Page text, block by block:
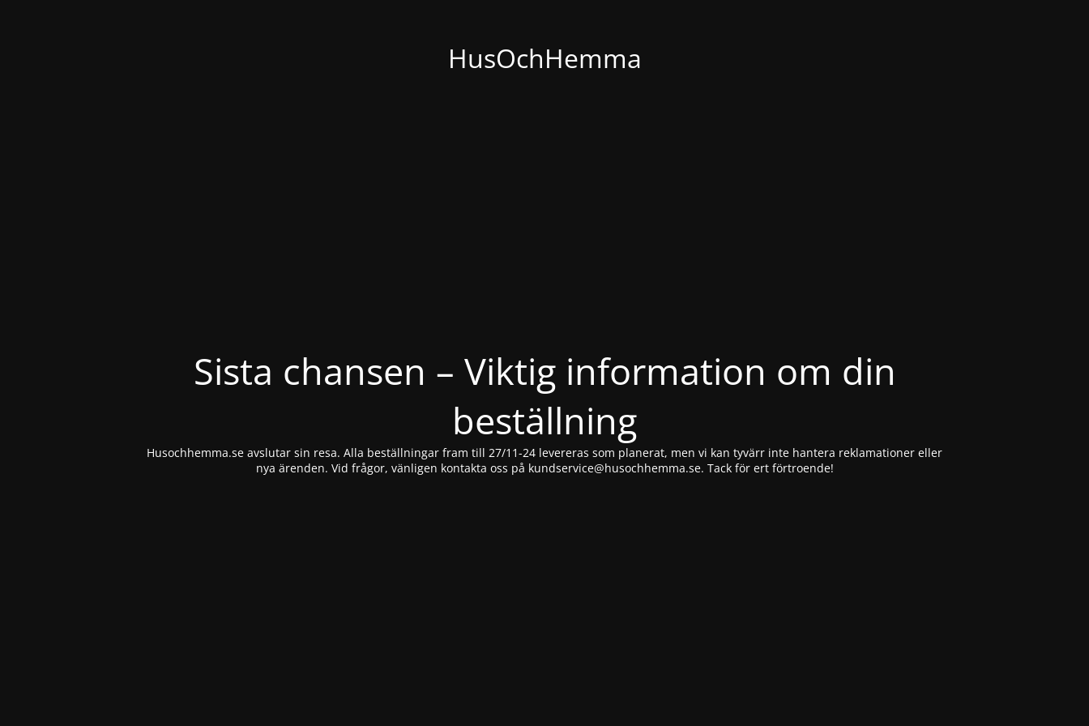
HusOchHemma
Sista chansen – Viktig information om din
beställning
Husochhemma.se avslutar sin resa. Alla beställningar fram till 27/11-24 levereras som planerat, men vi kan tyvärr inte hantera reklamationer eller
nya ärenden. Vid frågor, vänligen kontakta oss på kundservice@husochhemma.se. Tack för ert förtroende!